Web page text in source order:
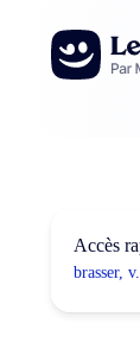
Aller au
Accès
brasser,